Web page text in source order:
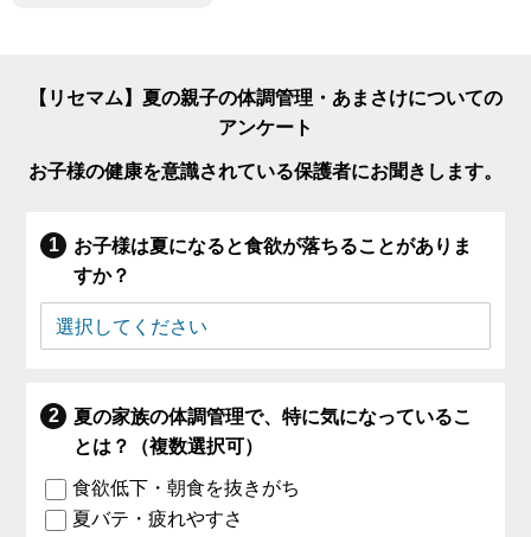
【リセマム】夏の親子の体調管理・あまさけについての
アンケート
お子様の健康を意識されている保護者にお聞きします。
お子様は夏になると食欲が落ちることがありま
すか？
夏の家族の体調管理で、特に気になっているこ
とは？（複数選択可）
食欲低下・朝食を抜きがち
夏バテ・疲れやすさ